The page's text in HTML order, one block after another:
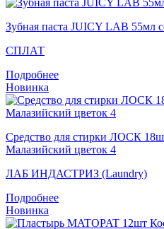
Зубная паста JUICY LAB 55мл
СПЛАТ
Подробнее
Новинка
Средство для стирки ЛОСК
Малазийский цветок 4
ЛАБ ИНДАСТРИЗ (Laundry)
Подробнее
Новинка